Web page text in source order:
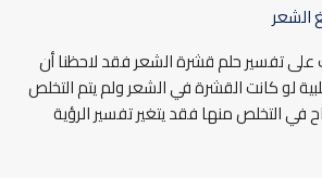
الشعر
على تفسير حلم قشرة الشعر فقد لاحظنا أن
لو كانت القشرة في الشعر ولم يتم التخلص
في التخلص منها فقد يتغير تفسير الرؤية